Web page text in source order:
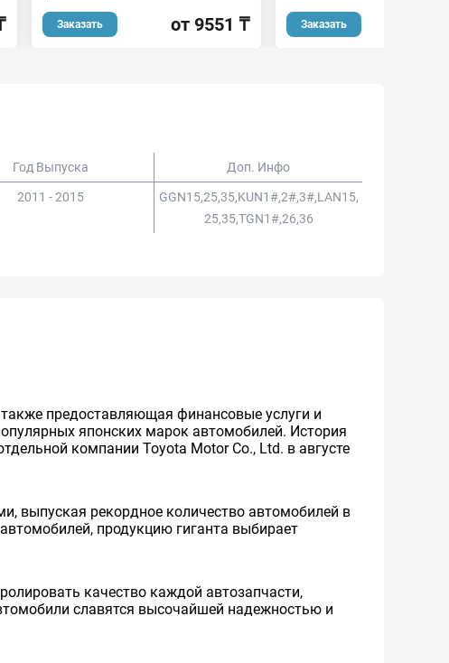
Заказать от 9551 ₸ Заказать
Год Выпуска Доп. Инфо
2011 - 2015
GGN15,25,35,KUN1#,2#,3#,LAN15,
25,35,TGN1#,26,36
предоставляющая финансовые услуги и
японских марок автомобилей. История
компании Toyota Motor Co., Ltd. в августе
выпуская рекордное количество автомобилей в
продукцию гиганта выбирает
качество каждой автозапчасти,
славятся высочайшей надежностью и